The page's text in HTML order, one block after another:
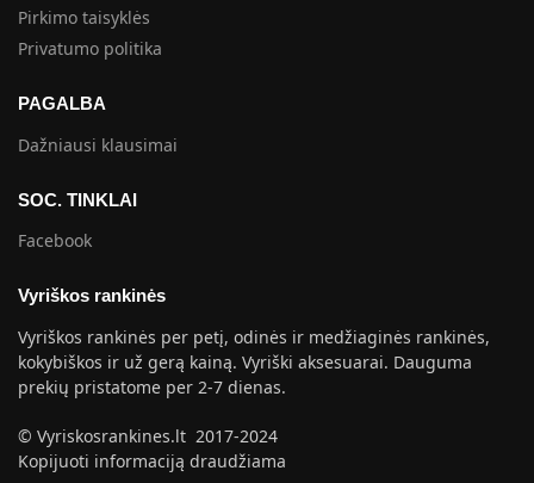
Pirkimo taisyklės
Privatumo politika
PAGALBA
Dažniausi klausimai
SOC. TINKLAI
Facebook
Vyriškos rankinės
Vyriškos rankinės per petį, odinės ir medžiaginės rankinės,
kokybiškos ir už gerą kainą. Vyriški aksesuarai. Dauguma
prekių pristatome per 2-7 dienas.
© Vyriskosrankines.lt 2017-2024
Kopijuoti informaciją draudžiama